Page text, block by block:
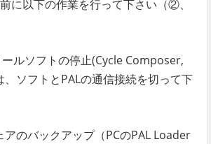
に以下の作業を行って下さい（②、
ルソフトの停止(Cycle Composer,
、ソフトとPALの通信接続を切って下
のバックアップ（PCのPAL Loader